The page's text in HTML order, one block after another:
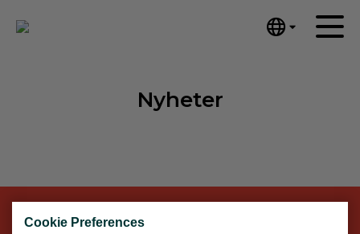
Cookie Preferences
Español
Om mig
Kontakt
Nyheter